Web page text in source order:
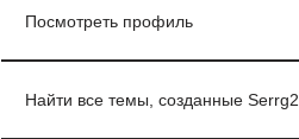
Посмотреть профиль
Найти все темы, созданные Serrg2